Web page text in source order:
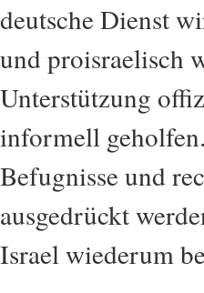
deutsche Dienst
und proisraelisch
Unterstützung
informell
Befugnisse und
ausgedrückt
Israel wiederum